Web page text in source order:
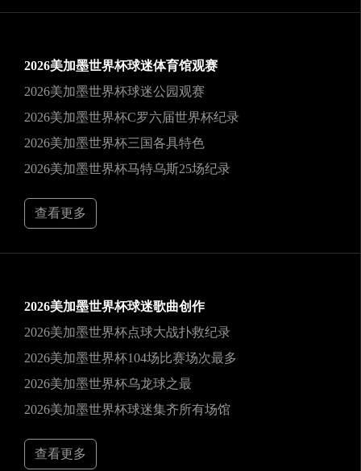
2026美加墨世界杯球迷体育馆观赛
2026美加墨世界杯球迷公园观赛
2026美加墨世界杯C罗六届世界杯纪录
2026美加墨世界杯三国各具特色
2026美加墨世界杯马特乌斯25场纪录
查看更多
2026美加墨世界杯球迷歌曲创作
2026美加墨世界杯点球大战扑救纪录
2026美加墨世界杯104场比赛场次最多
2026美加墨世界杯乌龙球之最
2026美加墨世界杯球迷集齐所有场馆
查看更多